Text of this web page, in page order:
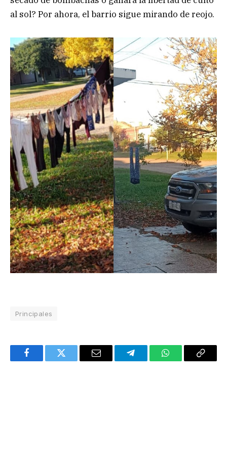
al sol? Por ahora, el barrio sigue mirando de reojo.
Principales
FacebookTwitter Email TelegramWhatsAppCopy